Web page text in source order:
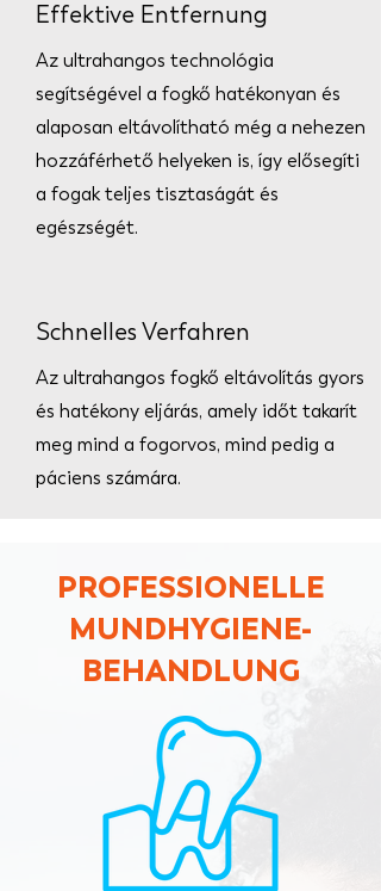
Effektive Entfernung
Az ultrahangos technológia
segítségével a fogkő hatékonyan és
alaposan eltávolítható még a nehezen
hozzáférhető helyeken is, így elősegíti
a fogak teljes tisztaságát és
egészségét.
Schnelles Verfahren
Az ultrahangos fogkő eltávolítás gyors
és hatékony eljárás, amely időt takarít
meg mind a fogorvos, mind pedig a
páciens számára.
PROFESSIONELLE
MUNDHYGIENE-
BEHANDLUNG